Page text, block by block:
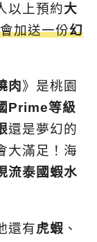
以上預約大
會加送一份幻
肉》是桃園
Prime等級
還是夢幻的
大滿足！海
流泰國蝦水
還有虎蝦 、